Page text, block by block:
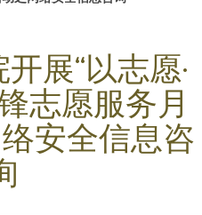
展“以志愿·
志愿服务月
安全信息咨